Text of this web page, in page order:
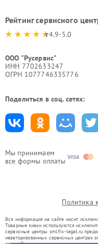
Мы принимаем
все формы оплаты
Рейтинг сервисного
4.9-5.0
ООО "Русервис"
ИНН 7702633247
ОГРН 1077746335776
Поделиться в соц. сетях:
Политика
Вся информация на сайте носит
Товарные знаки используются
сервисные центры sml.fix-legat.ru
неавторизованных сервисных центрах